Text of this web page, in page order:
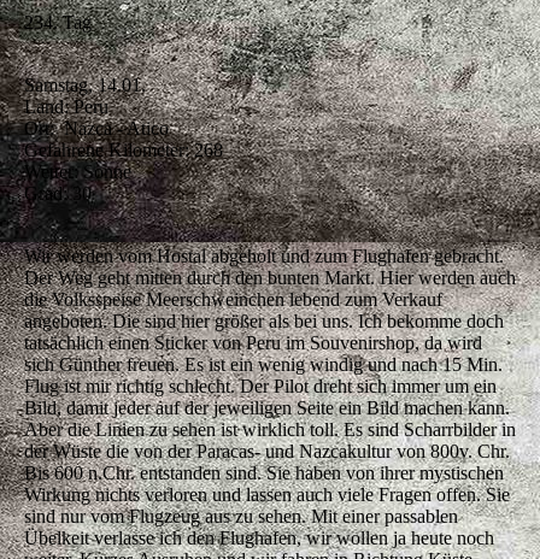
234. Tag
Samstag, 14.01.
Land: Peru
Ort: Nazca - Atico
Gefahrene Kilometer: 268
Wetter: Sonne
Grad: 30
Wir werden vom Hostal abgeholt und zum Flughafen gebracht.
Der Weg geht mitten durch den bunten Markt. Hier werden auch
die Volksspeise Meerschweinchen lebend zum Verkauf
angeboten. Die sind hier größer als bei uns. Ich bekomme doch
tatsächlich einen Sticker von Peru im Souvenirshop, da wird
sich Günther freuen. Es ist ein wenig windig und nach 15 Min.
Flug ist mir richtig schlecht. Der Pilot dreht sich immer um ein
Bild, damit jeder auf der jeweiligen Seite ein Bild machen kann.
Aber die Linien zu sehen ist wirklich toll. Es sind Scharrbilder in
der Wüste die von der Paracas- und Nazcakultur von 800v. Chr.
Bis 600 n.Chr. entstanden sind. Sie haben von ihrer mystischen
Wirkung nichts verloren und lassen auch viele Fragen offen. Sie
sind nur vom Flugzeug aus zu sehen. Mit einer passablen
Übelkeit verlasse ich den Flughafen, wir wollen ja heute noch